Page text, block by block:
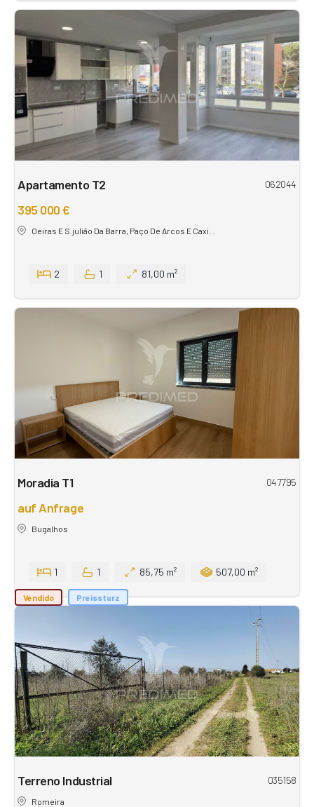
Apartamento T2 062044
395 000 €
Oeiras E S.julião Da Barra, Paço De Arcos E Caxi...
2 1 81,00 m²
Moradia T1 047795
auf Anfrage
Bugalhos
1 1 85,75 m² 507,00 m²
Vendido Preissturz
Terreno Industrial 035158
Romeira